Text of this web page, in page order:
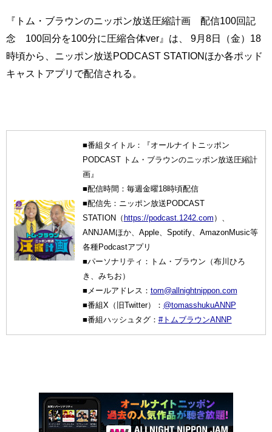
『トム・ブラウンのニッポン放送圧縮計画 配信100回記
念 100回分を100分に圧縮合体ver』は、 9月8日（金）18
時頃から、ニッポン放送PODCAST STATIONほか各ポッド
キャストアプリで配信される。
■番組タイトル：『オールナイトニッポン
PODCAST トム・ブラウンのニッポン放送圧縮計
画』
■配信時間：毎週金曜18時頃配信
■配信先：ニッポン放送PODCAST
STATION（ https://podcast.1242.com ）、
ANNJAMほか、Apple、Spotify、AmazonMusic等
各種Podcastアプリ
■パーソナリティ：トム・ブラウン（布川ひろ
き、みちお）
■メールアドレス： tom@allnightnippon.com
■番組X（旧Twitter）： @tomasshukuANNP
■番組ハッシュタグ： #トムブラウンANNP